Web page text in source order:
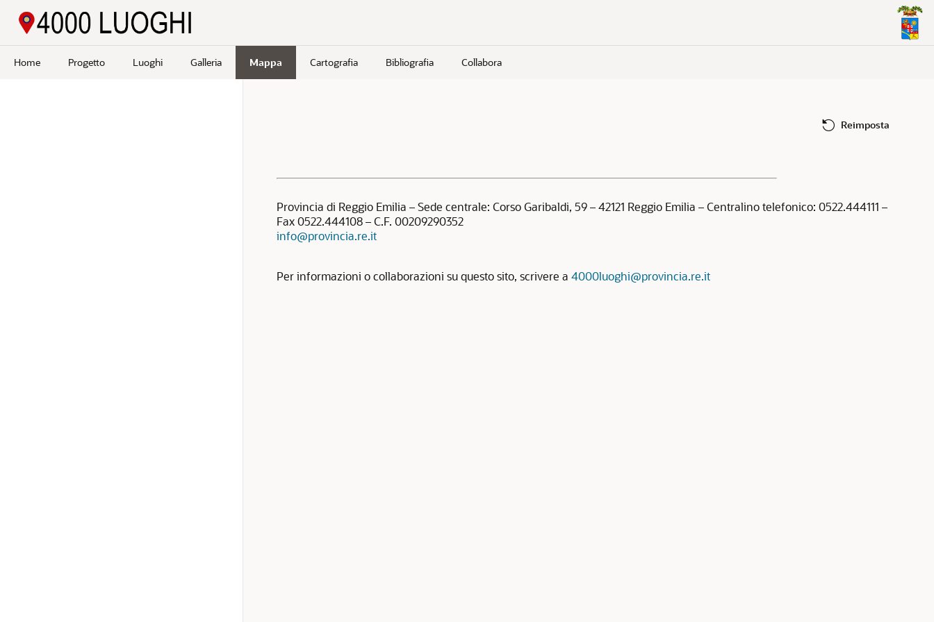
Home Progetto Luoghi Galleria Mappa Cartografia Bibliografia Collabora
Reimposta
Provincia di Reggio Emilia – Sede centrale: Corso Garibaldi, 59 – 42121 Reggio Emilia – Centralino telefonico: 0522.444111 –
Fax 0522.444108 – C.F. 00209290352
info@provincia.re.it
Per informazioni o collaborazioni su questo sito, scrivere a 4000luoghi@provincia.re.it